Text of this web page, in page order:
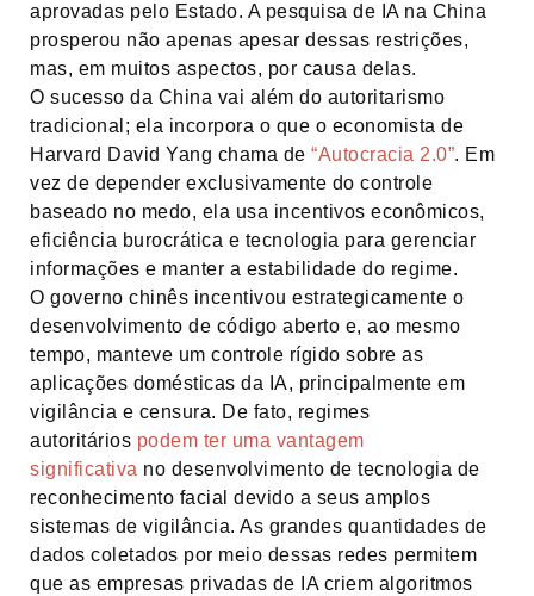
aprovadas pelo Estado. A pesquisa de IA na China
prosperou não apenas apesar dessas restrições,
mas, em muitos aspectos, por causa delas.
O sucesso da China vai além do autoritarismo
tradicional; ela incorpora o que o economista de
Harvard David Yang chama de “Autocracia 2.0”. Em
vez de depender exclusivamente do controle
baseado no medo, ela usa incentivos econômicos,
eficiência burocrática e tecnologia para gerenciar
informações e manter a estabilidade do regime.
O governo chinês incentivou estrategicamente o
desenvolvimento de código aberto e, ao mesmo
tempo, manteve um controle rígido sobre as
aplicações domésticas da IA, principalmente em
vigilância e censura. De fato, regimes
autoritários podem ter uma vantagem
significativa no desenvolvimento de tecnologia de
reconhecimento facial devido a seus amplos
sistemas de vigilância. As grandes quantidades de
dados coletados por meio dessas redes permitem
que as empresas privadas de IA criem algoritmos